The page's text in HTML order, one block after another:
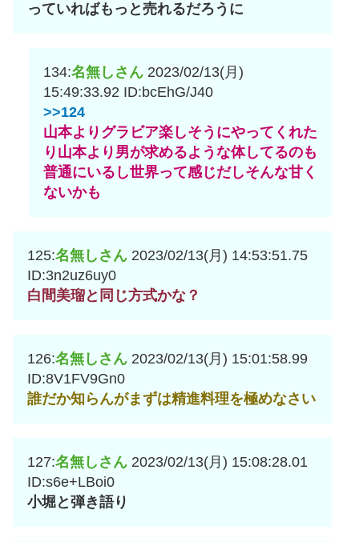
っていればもっと売れるだろうに
134:名無しさん 2023/02/13(月)
15:49:33.92 ID:bcEhG/J40
>>124
山本よりグラビア楽しそうにやってくれた
り山本より男が求めるような体してるのも
普通にいるし世界って感じだしそんな甘く
ないかも
125:名無しさん 2023/02/13(月) 14:53:51.75
ID:3n2uz6uy0
白間美瑠と同じ方式かな？
126:名無しさん 2023/02/13(月) 15:01:58.99
ID:8V1FV9Gn0
誰だか知らんがまずは精進料理を極めなさい
127:名無しさん 2023/02/13(月) 15:08:28.01
ID:s6e+LBoi0
小堀と弾き語り